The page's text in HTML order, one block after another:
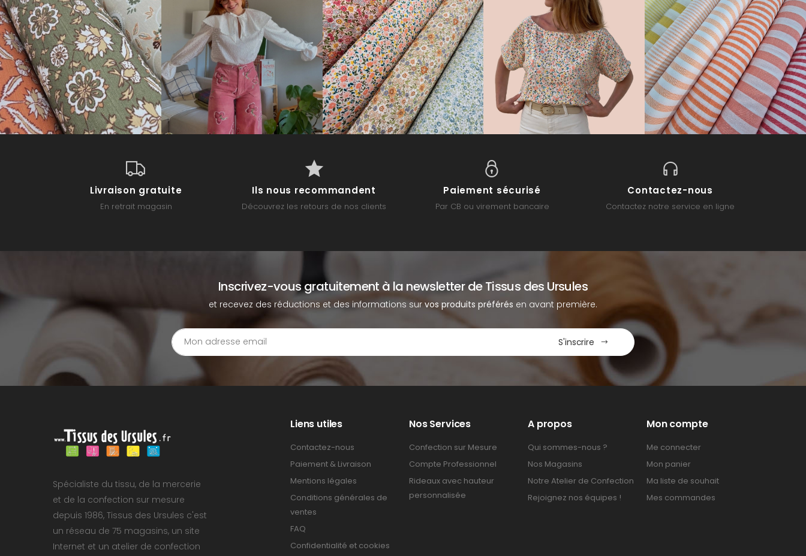
Livraison gratuite
En retrait magasin
Ils nous recommandent
Découvrez les retours de nos clients
Paiement sécurisé
Par CB ou virement bancaire
Contactez-nous
Contactez notre service en ligne
Inscrivez-vous gratuitement à la newsletter de Tissus des Ursules
et recevez des réductions et des informations survos produits préférés en avant première.
S'inscrire
Spécialiste du tissu, de la mercerie
et de la confection sur mesure
depuis 1986, Tissus des Ursules c'est
un réseau de 75 magasins, un site
Internet et un atelier de confection
Liens utiles
Contactez-nous
Paiement & Livraison
Mentions légales
Conditions générales de
ventes
FAQ
Confidentialité et cookies
Nos Services
Confection sur Mesure
Compte Professionnel
Rideaux avec hauteur
personnalisée
A propos
Qui sommes-nous ?
Nos Magasins
Notre Atelier de Confection
Rejoignez nos équipes !
Mon compte
Me connecter
Mon panier
Ma liste de souhait
Mes commandes